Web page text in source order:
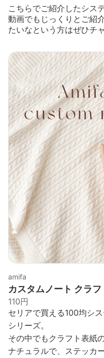
こちらでご紹介したシス
動画でもじっくりとご紹
たいなという方はぜひチ
amifa
カスタムノート クラ
110円
セリアで買える100均シ
シリーズ。
その中でもクラフト表紙
ナチュラルで、ステッカ